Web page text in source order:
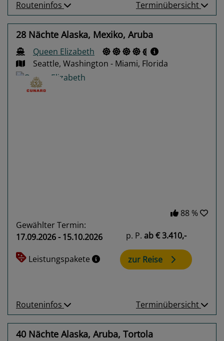
Routeninfos Terminübersicht
28 Nächte Alaska, Mexiko, Aruba
Queen Elizabeth
Seattle, Washington - Miami, Florida
88 %
Gewählter Termin:
17.09.2026 - 15.10.2026
Leistungspakete
p. P. ab€ 3.410,-
zur Reise
Routeninfos Terminübersicht
40 Nächte Alaska, Aruba, Tortola